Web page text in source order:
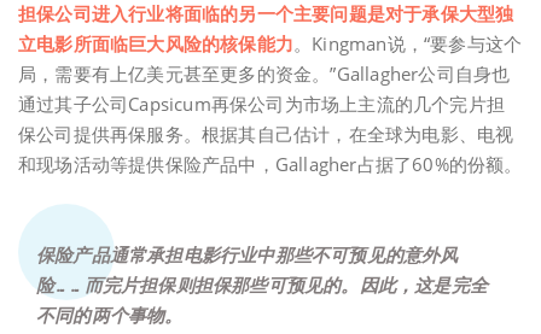
担保公司进入行业将面临的另一个主要问题是对于承保大型独
立电影所面临巨大风险的核保能力。Kingman说，“要参与这个
局，需要有上亿美元甚至更多的资金。”Gallagher公司自身也
通过其子公司Capsicum再保公司为市场上主流的几个完片担
保公司提供再保服务。根据其自己估计，在全球为电影、电视
和现场活动等提供保险产品中，Gallagher占据了60%的份额。
保险产品通常承担电影行业中那些不可预见的意外风
险……而完片担保则担保那些可预见的。因此，这是完全
不同的两个事物。